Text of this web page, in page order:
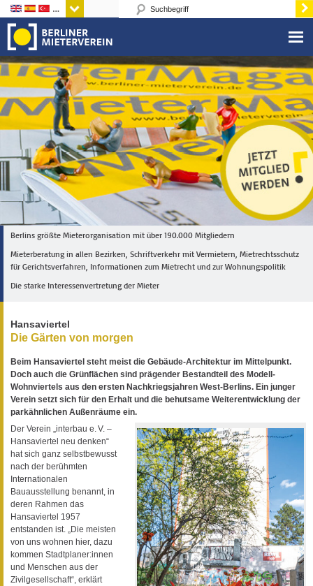
Sprachen
Berlins größte Mieterorganisation mit über 190.000 Mitgliedern
Mieterberatung in allen Bezirken, Schriftverkehr mit Vermietern, Mietrechtsschutz
für Gerichtsverfahren, Informationen zum Mietrecht und zur Wohnungspolitik
Die starke Interessenvertretung der Mieter
Hansaviertel
Die Gärten von morgen
Beim Hansaviertel steht meist die Gebäude-Architektur im Mittelpunkt.
Doch auch die Grünflächen sind prägender Bestandteil des Modell-
Wohnviertels aus den ersten Nachkriegsjahren West-Berlins. Ein junger
Verein setzt sich für den Erhalt und die behutsame Weiterentwicklung der
parkähnlichen Außenräume ein.
Der Verein „interbau e. V. –
Hansaviertel neu denken“
hat sich ganz selbstbewusst
nach der berühmten
Internationalen
Bauausstellung benannt, in
deren Rahmen das
Hansaviertel 1957
entstanden ist. „Die meisten
von uns wohnen hier, dazu
kommen Stadtplaner:innen
und Menschen aus der
Zivilgesellschaft“, erklärt